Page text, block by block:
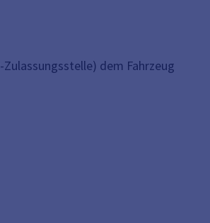
dem Fahrzeug